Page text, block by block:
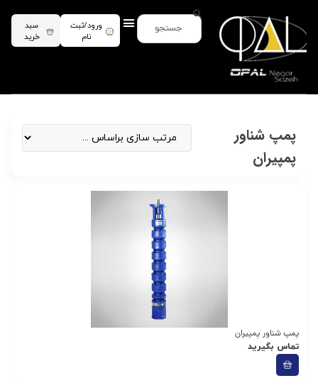
ورود/ثبت
نام
سبد
خرید
پمپ شناور
پمپیران
پمپ شناور پمپیران
تماس بگیرید